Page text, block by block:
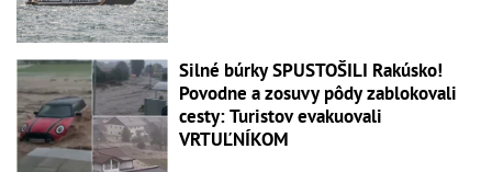
Silné búrky SPUSTOŠILI Rakúsko!
Povodne a zosuvy pôdy zablokovali
cesty: Turistov evakuovali
VRTUĽNÍKOM